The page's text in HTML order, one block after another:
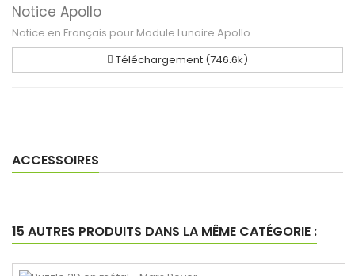
Notice Apollo
Notice en Français pour Module Lunaire Apollo
Téléchargement (746.6k)
ACCESSOIRES
15 AUTRES PRODUITS DANS LA MÊME CATÉGORIE :